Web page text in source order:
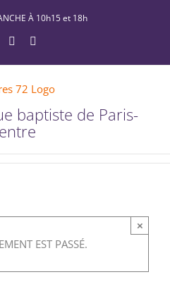
À 10h15 et 18h
YouTubeFacebook
baptiste de Paris-
EST PASSÉ.
×